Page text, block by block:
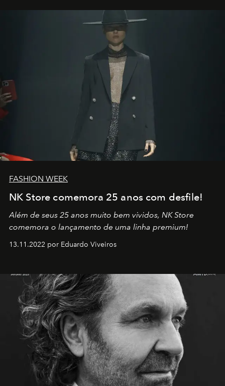
por propósitos, com um claro senso de missão na vida e
FASHION WEEK
NK Store comemora 25 anos com desfile!
Além de seus 25 anos muito bem vividos, NK Store
comemora o lançamento de uma linha premium!
13.11.2022 por Eduardo Viveiros